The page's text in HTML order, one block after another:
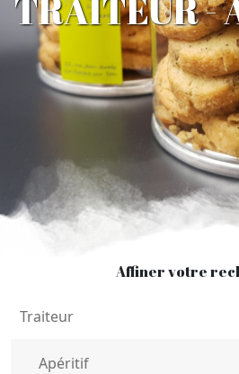
TRAITEUR -
Affiner votre
Traiteur
Apéritif